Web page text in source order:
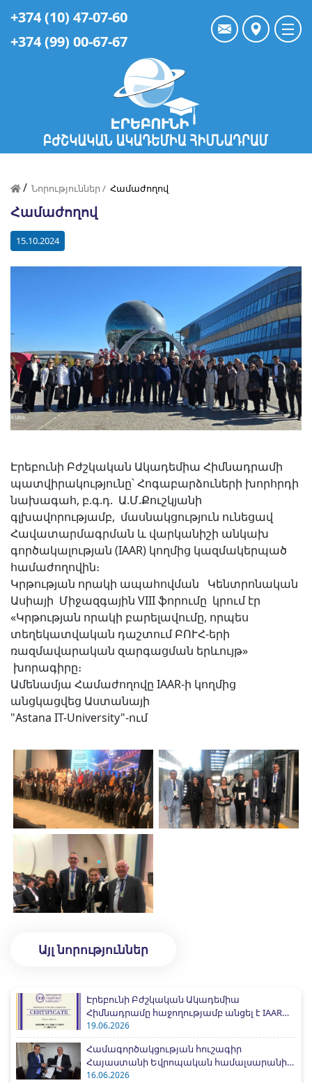
+374 (10) 47-07-60
+374 (99) 00-67-67
/ Նորություններ / Համաժողով
Համաժողով
15.10.2024
Էրեբունի Բժշկական Ակադեմիա Հիմնադրամի
պատվիրակությունը՝ Հոգաբարձուների խորհրդի
նախագահ, բ.գ.դ. Ա.Մ.Քուշկյանի
գլխավորությամբ, մասնակցություն ունեցավ
Հավատարմագրման և վարկանիշի անկախ
գործակալության (IAAR) կողմից կազմակերպած
համաժողովին։
Կրթության որակի ապահովման Կենտրոնական
Ասիայի Միջազգային VIII ֆորումը կրում էր
«Կրթության որակի բարելավումը, որպես
տեղեկատվական դաշտում ԲՈՒՀ-երի
ռազմավարական զարգացման երևույթ»
խորագիրը։
Ամենամյա Համաժողովը IAAR-ի կողմից
անցկացվեց Աստանայի
"Astana IT-University"-ում
Այլ նորություններ
Էրեբունի Բժշկական Ակադեմիա
Հիմնադրամը հաջողությամբ անցել է IAAR
միջազգային հավատարմագրման
գործընթացը
19.06.2026
Համագործակցության հուշագիր
Հայաստանի Եվրոպական համալսարանի
հետ
16.06.2026